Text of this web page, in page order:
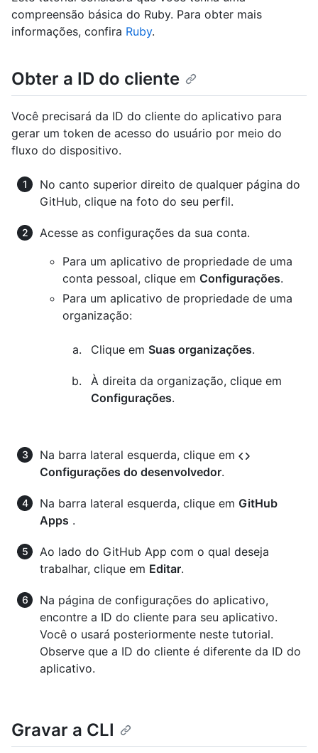
compreensão básica do Ruby. Para obter mais
informações, confira Ruby.
Obter a ID do cliente
Você precisará da ID do cliente do aplicativo para
gerar um token de acesso do usuário por meio do
fluxo do dispositivo.
No canto superior direito de qualquer página do
GitHub, clique na foto do seu perfil.
Acesse as configurações da sua conta.
Para um aplicativo de propriedade de uma
conta pessoal, clique em Configurações.
Para um aplicativo de propriedade de uma
organização:
Clique em Suas organizações.
À direita da organização, clique em
Configurações.
Na barra lateral esquerda, clique em
Configurações do desenvolvedor.
Na barra lateral esquerda, clique em GitHub
Apps .
Ao lado do GitHub App com o qual deseja
trabalhar, clique em Editar.
Na página de configurações do aplicativo,
encontre a ID do cliente para seu aplicativo.
Você o usará posteriormente neste tutorial.
Observe que a ID do cliente é diferente da ID do
aplicativo.
Gravar a CLI